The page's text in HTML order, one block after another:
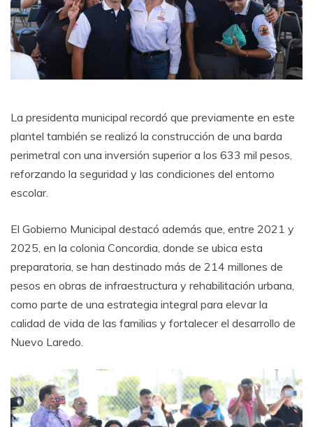
La presidenta municipal recordó que previamente en este
plantel también se realizó la construcción de una barda
perimetral con una inversión superior a los 633 mil pesos,
reforzando la seguridad y las condiciones del entorno
escolar.
El Gobierno Municipal destacó además que, entre 2021 y
2025, en la colonia Concordia, donde se ubica esta
preparatoria, se han destinado más de 214 millones de
pesos en obras de infraestructura y rehabilitación urbana,
como parte de una estrategia integral para elevar la
calidad de vida de las familias y fortalecer el desarrollo de
Nuevo Laredo.